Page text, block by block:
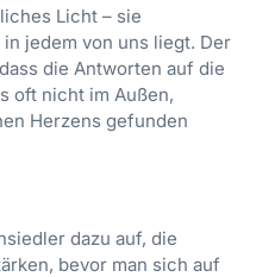
Licht – sie
jedem von uns liegt. Der
die Antworten auf die
oft nicht im Außen,
Herzens gefunden
dazu auf, die
bevor man sich auf